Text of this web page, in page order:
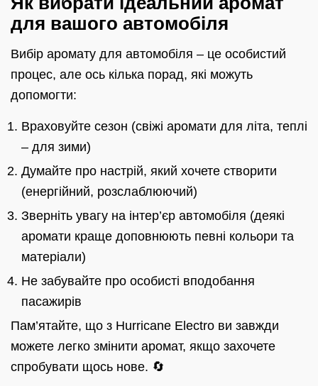
для вашого автомобіля
Вибір аромату для автомобіля – це особистий
процес, але ось кілька порад, які можуть
допомогти:
Враховуйте сезон (свіжі аромати для літа, теплі
– для зими)
Думайте про настрій, який хочете створити
(енергійний, розслаблюючий)
Зверніть увагу на інтер’єр автомобіля (деякі
аромати краще доповнюють певні кольори та
матеріали)
Не забувайте про особисті вподобання
пасажирів
Пам’ятайте, що з Hurricane Electro ви завжди
можете легко змінити аромат, якщо захочете
спробувати щось нове. 🔄